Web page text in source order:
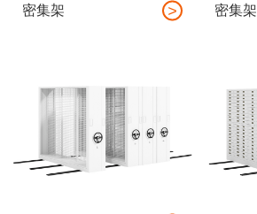
密集架 密集架